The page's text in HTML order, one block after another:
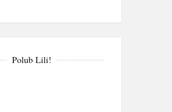
Polub Lili!